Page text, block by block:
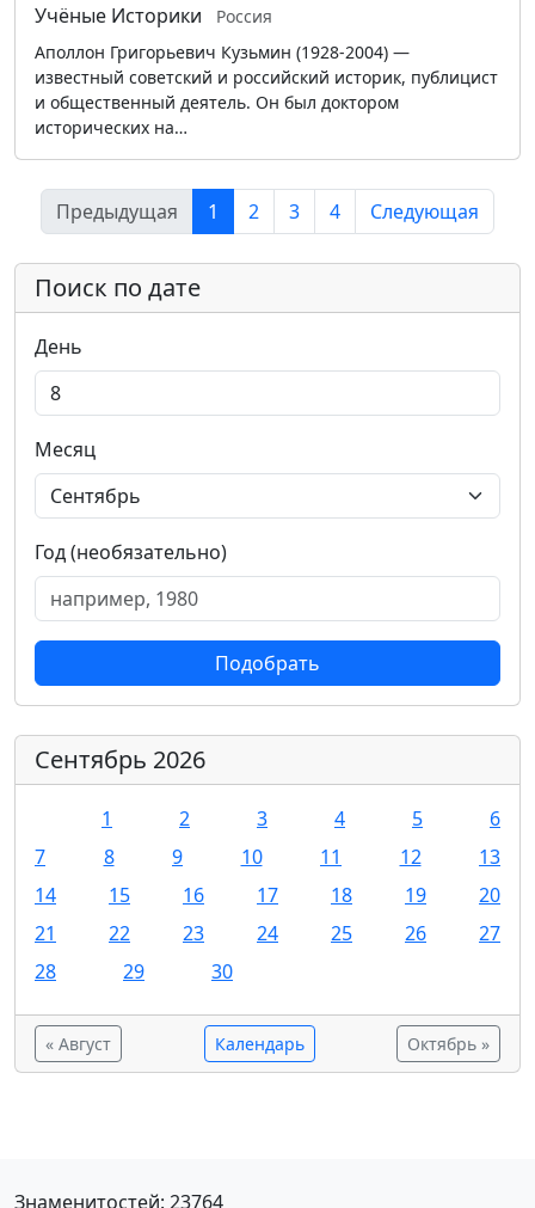
Учёные Историки
Россия
Аполлон Григорьевич Кузьмин (1928-2004) —
известный советский и российский историк, публицист
и общественный деятель. Он был доктором
исторических на…
Предыдущая 1 2 3 4 Следующая
Поиск по дате
День
Месяц
Год (необязательно)
Подобрать
Сентябрь 2026
1 2 3 4 5
6
7
8 9 10 11 12
13
14
15 16 17 18 19
20
21
22 23 24 25 26
27
28
29 30
« Август Календарь Октябрь »
Знаменитостей: 23764